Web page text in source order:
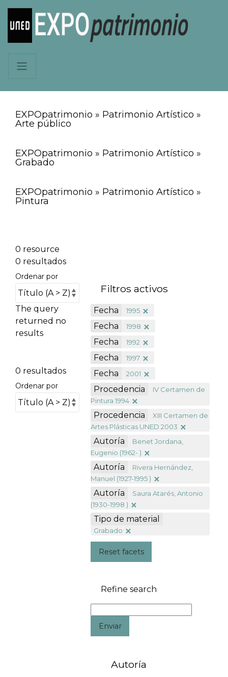
EXPOpatrimonio » Patrimonio Artístico »
Arte público
EXPOpatrimonio » Patrimonio Artístico »
Grabado
EXPOpatrimonio » Patrimonio Artístico »
Pintura
0 resource
0 resultados
Ordenar por
The query
returned no
results
0 resultados
Ordenar por
Filtros activos
Fecha 1995
Fecha 1998
Fecha 1992
Fecha 1997
Fecha 2001
Procedencia
IV Certamen de
Pintura 1994
Procedencia
XIII Certamen de
Artes Plásticas UNED 2003
Autoría
Benet Jordana,
Eugenio (1962- )
Autoría
Rivera Hernández,
Manuel (1927-1995 )
Autoría
Saura Atarés, Antonio
(1930-1998 )
Tipo de material
Grabado
Reset facets
Refine search
Enviar
Autoría